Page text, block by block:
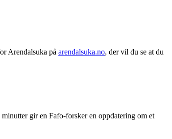
Arendalsuka på arendalsuka.no, der vil du se at du
gir en Fafo-forsker en oppdatering om et